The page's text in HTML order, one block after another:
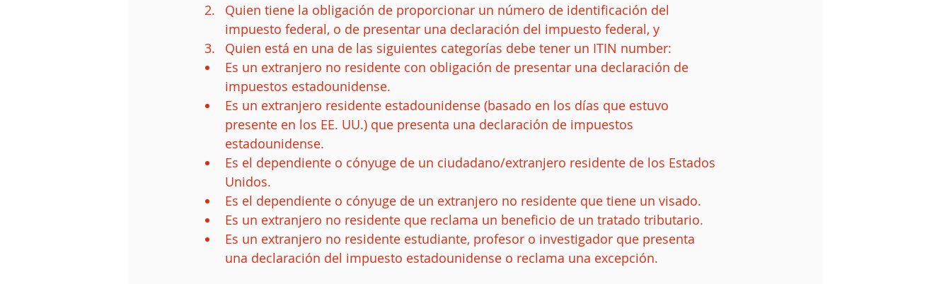
Quien tiene la obligación de proporcionar un número de identificación del
impuesto federal, o de presentar una declaración del impuesto federal, y
Quien está en una de las siguientes categorías debe tener un ITIN number:
Es un extranjero no residente con obligación de presentar una declaración de
impuestos estadounidense.
Es un extranjero residente estadounidense (basado en los días que estuvo
presente en los EE. UU.) que presenta una declaración de impuestos
estadounidense.
Es el dependiente o cónyuge de un ciudadano/extranjero residente de los Estados
Unidos.
Es el dependiente o cónyuge de un extranjero no residente que tiene un visado.
Es un extranjero no residente que reclama un beneficio de un tratado tributario.
Es un extranjero no residente estudiante, profesor o investigador que presenta
una declaración del impuesto estadounidense o reclama una excepción.